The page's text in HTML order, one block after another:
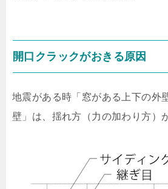
開口クラックがおきる原因
地震がある時「窓がある上下の外
壁」は、揺れ方（力の加わり方）